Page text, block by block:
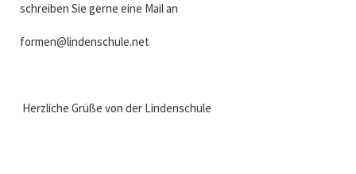
schreiben Sie gerne eine Mail an
formen@lindenschule.net
Herzliche Grüße von der Lindenschule